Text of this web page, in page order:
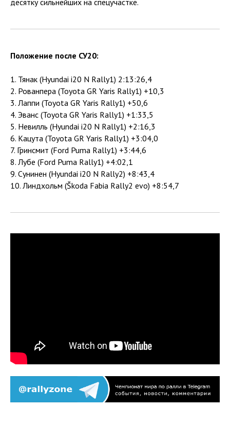
десятку сильнейших на спецучастке.
Положение после СУ20:
1. Тянак (Hyundai i20 N Rally1) 2:13:26,4
2. Рованпера (Toyota GR Yaris Rally1) +10,3
3. Лаппи (Toyota GR Yaris Rally1) +50,6
4. Эванс (Toyota GR Yaris Rally1) +1:33,5
5. Невилль (Hyundai i20 N Rally1) +2:16,3
6. Кацута (Toyota GR Yaris Rally1) +3:04,0
7. Гринсмит (Ford Puma Rally1) +3:44,6
8. Лубе (Ford Puma Rally1) +4:02,1
9. Сунинен (Hyundai i20 N Rally2) +8:43,4
10. Линдхольм (Škoda Fabia Rally2 evo) +8:54,7